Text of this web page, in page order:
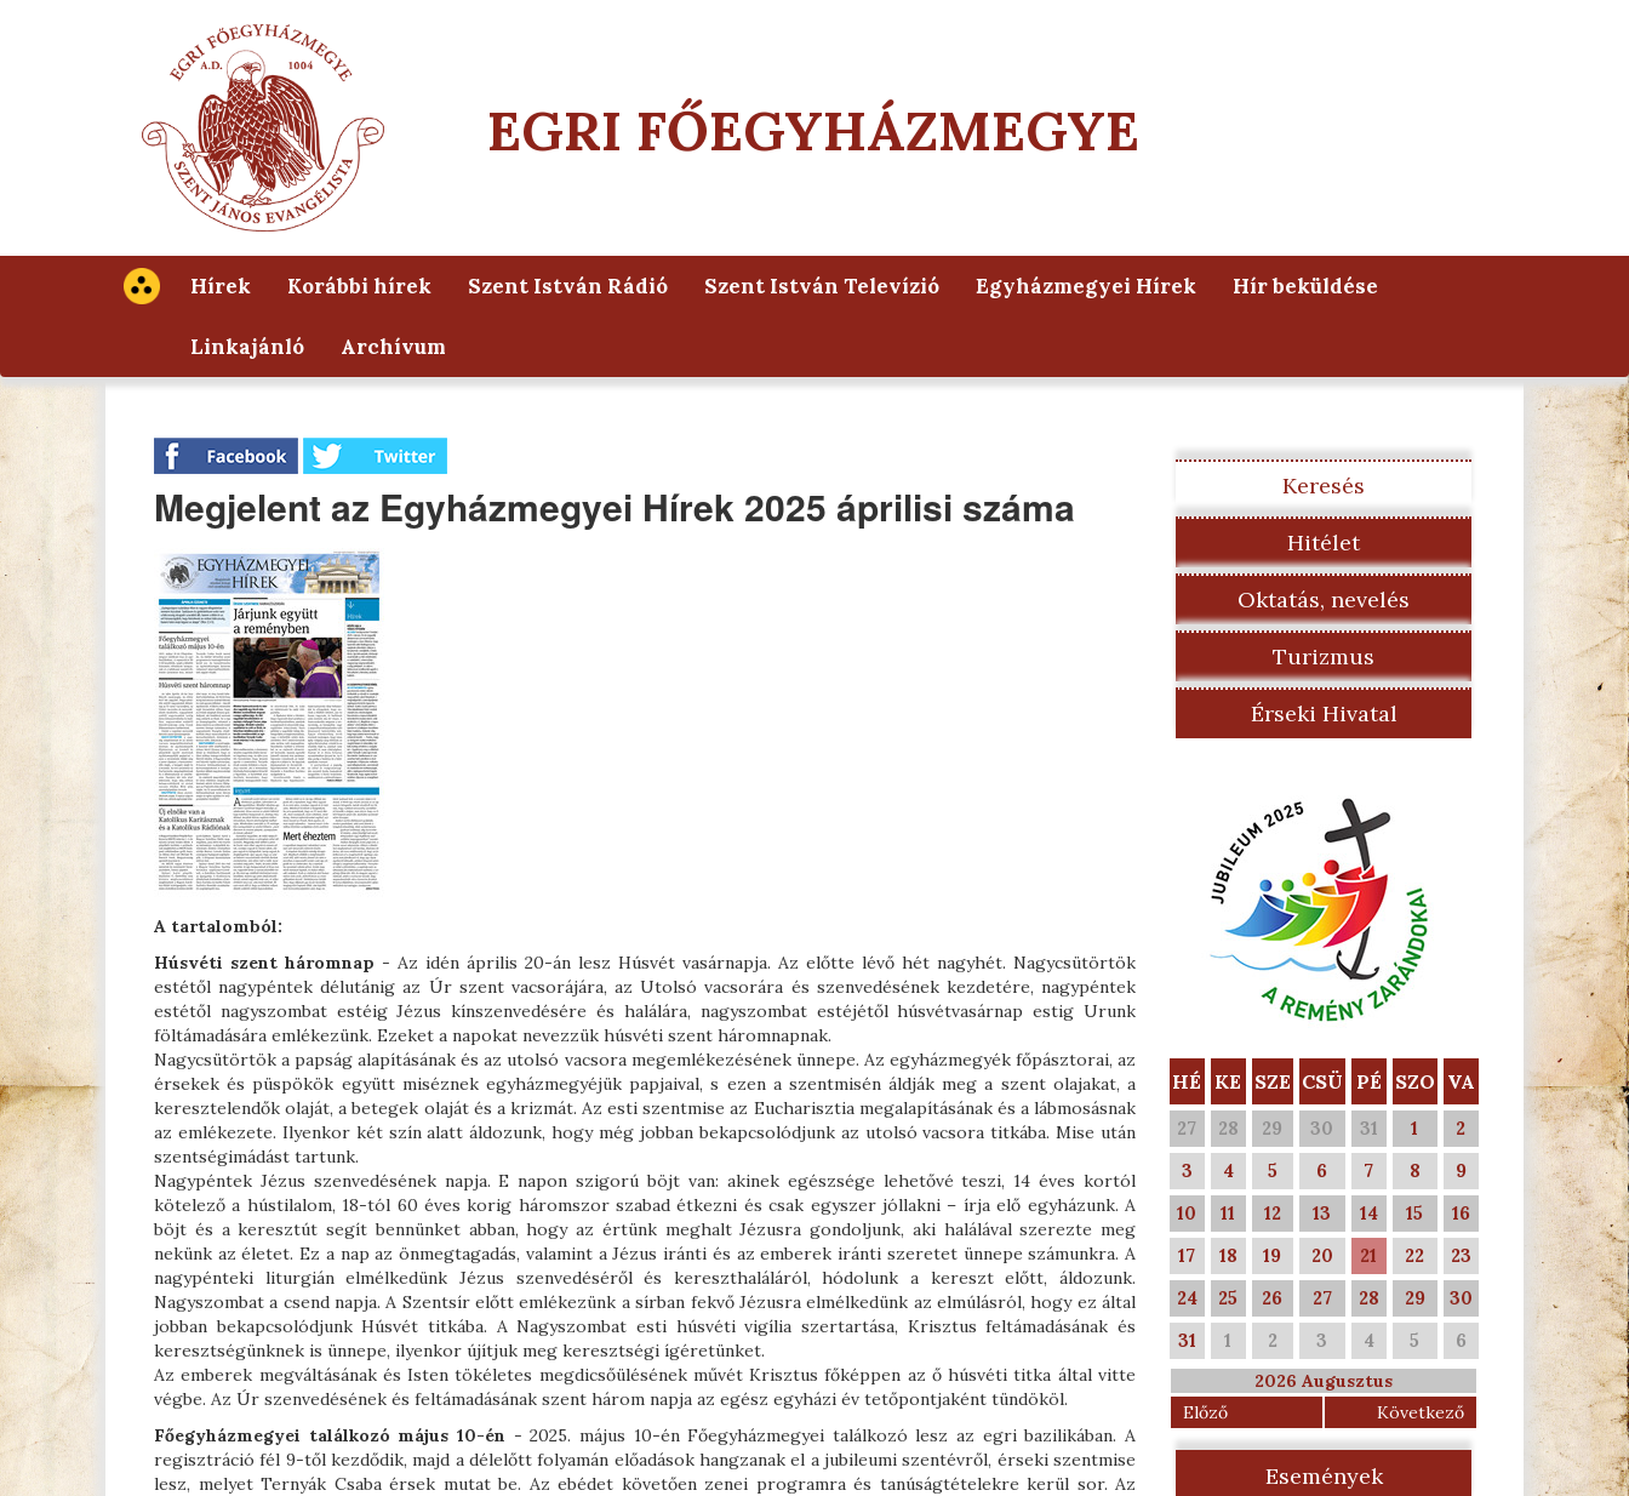
EGRI FŐEGYHÁZMEGYE
Hírek Korábbi hírek Szent István Rádió Szent István Televízió Egyházmegyei Hírek Hír beküldése
Linkajánló Archívum
Megjelent az Egyházmegyei Hírek 2025 áprilisi száma
A tartalomból:
Húsvéti szent háromnap - Az idén április 20-án lesz Húsvét vasárnapja. Az előtte lévő hét nagyhét. Nagycsütörtök
estétől nagypéntek délutánig az Úr szent vacsorájára, az Utolsó vacsorára és szenvedésének kezdetére, nagypéntek
estétől nagyszombat estéig Jézus kínszenvedésére és halálára, nagyszombat estéjétől húsvétvasárnap estig Urunk
föltámadására emlékezünk. Ezeket a napokat nevezzük húsvéti szent háromnapnak.
Nagycsütörtök a papság alapításának és az utolsó vacsora megemlékezésének ünnepe. Az egyházmegyék főpásztorai, az
érsekek és püspökök együtt miséznek egyházmegyéjük papjaival, s ezen a szentmisén áldják meg a szent olajakat, a
keresztelendők olaját, a betegek olaját és a krizmát. Az esti szentmise az Eucharisztia megalapításának és a lábmosásnak
az emlékezete. Ilyenkor két szín alatt áldozunk, hogy még jobban bekapcsolódjunk az utolsó vacsora titkába. Mise után
szentségimádást tartunk.
Nagypéntek Jézus szenvedésének napja. E napon szigorú böjt van: akinek egészsége lehetővé teszi, 14 éves kortól
kötelező a hústilalom, 18-tól 60 éves korig háromszor szabad étkezni és csak egyszer jóllakni – írja elő egyházunk. A
böjt és a keresztút segít bennünket abban, hogy az értünk meghalt Jézusra gondoljunk, aki halálával szerezte meg
nekünk az életet. Ez a nap az önmegtagadás, valamint a Jézus iránti és az emberek iránti szeretet ünnepe számunkra. A
nagypénteki liturgián elmélkedünk Jézus szenvedéséről és kereszthaláláról, hódolunk a kereszt előtt, áldozunk.
Nagyszombat a csend napja. A Szentsír előtt emlékezünk a sírban fekvő Jézusra elmélkedünk az elmúlásról, hogy ez által
jobban bekapcsolódjunk Húsvét titkába. A Nagyszombat esti húsvéti vigília szertartása, Krisztus feltámadásának és
keresztségünknek is ünnepe, ilyenkor újítjuk meg keresztségi ígéretünket.
Az emberek megváltásának és Isten tökéletes megdicsőülésének művét Krisztus főképpen az ő húsvéti titka által vitte
végbe. Az Úr szenvedésének és feltámadásának szent három napja az egész egyházi év tetőpontjaként tündököl.
Főegyházmegyei találkozó május 10-én - 2025. május 10-én Főegyházmegyei találkozó lesz az egri bazilikában. A
regisztráció fél 9-től kezdődik, majd a délelőtt folyamán előadások hangzanak el a jubileumi szentévről, érseki szentmise
lesz, melyet Ternyák Csaba érsek mutat be. Az ebédet követően zenei programra és tanúságtételekre kerül sor. Az
Keresés
Hitélet
Oktatás, nevelés
Turizmus
Érseki Hivatal
HÉ KE SZE CSÜ PÉ SZO VA
27 28 29 30 31 1
2
3
4 5 6 7 8
9
10
11 12 13 14 15
16
17
18 19 20 21 22
23
24
25 26 27 28 29
30
31
1 2 3 4 5 6
2026 Augusztus
Előző
Következő
Események